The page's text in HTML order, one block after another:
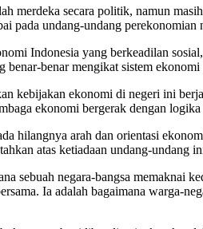
merdeka secara politik, namun
pada undang-undang perekonomian
Indonesia yang berkeadilan
benar mengikat sistem ekonomi
kebijakan ekonomi di negeri ini
ekonomi bergerak dengan
hilangnya arah dan orientasi
atas ketiadaan undang-undang
sebuah negara-bangsa memaknai
Ia adalah bagaimana warga-